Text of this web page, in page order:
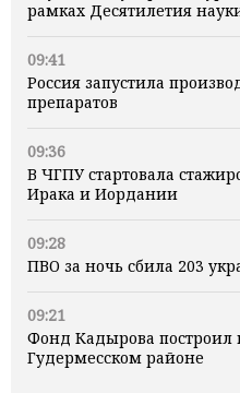
рамках Десятилетия
09:41
Россия запустила
препаратов
09:36
В ЧГПУ стартовала
Ирака и Иордании
09:28
ПВО за ночь сбила 203
09:21
Фонд Кадырова построил
Гудермесском районе